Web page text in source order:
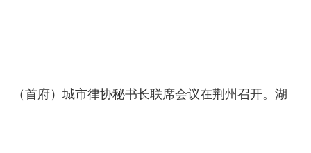
（首府）城市律协秘书长联席会议在荆州召开。湖